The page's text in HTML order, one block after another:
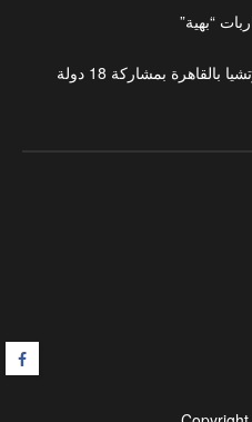
“بهية”
بمشاركة 18 دولة
F